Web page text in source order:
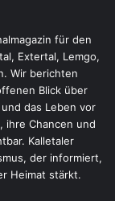
für den
Extertal, Lemgo,
Wir berichten
Blick über
das Leben vor
ihre Chancen und
Kalletaler
der informiert,
Heimat stärkt.